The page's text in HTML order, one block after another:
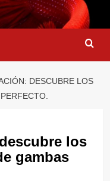
DESCUBRE LOS
los
gambas